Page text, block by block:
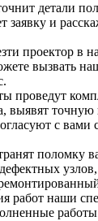
детали
заявку и
проектор в
вызвать
проведут
выявят
с вами
поломку
работ наши